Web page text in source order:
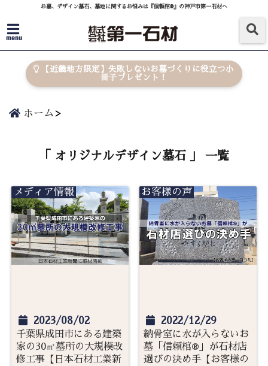
お墓、デザイン墓石、墓地に関するお悩みは『信頼棺®』の神戸市第一石材へ
menu
【近畿地方限定】失敗しないお墓づくりに役立つ小
冊子プレゼント！
ホーム
「 オリジナルデザイン墓石 」 一覧
メディア情報
2023/08/02
千葉県成田市にある建築
家の30㎡墓所の大規模改
修工事【日本石材工業新
お客様の声
2022/12/29
納骨室に水が入らないお
墓「信頼棺®」が石材店
選びの決め手【お客様の